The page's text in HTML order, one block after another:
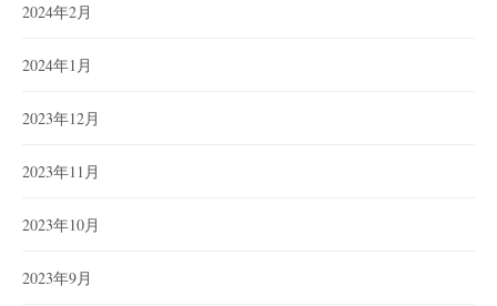
2024年2月
2024年1月
2023年12月
2023年11月
2023年10月
2023年9月